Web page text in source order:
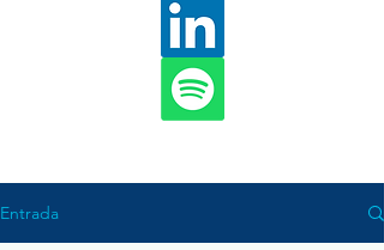
Entrada